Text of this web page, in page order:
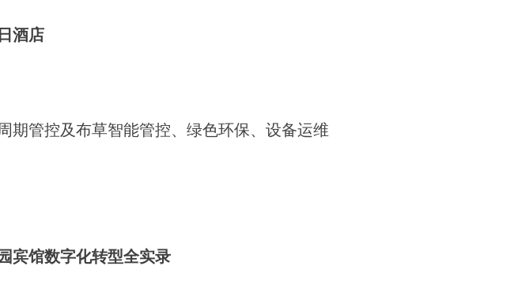
酒店
期管控及布草智能管控、绿色环保、设备运维
宾馆数字化转型全实录